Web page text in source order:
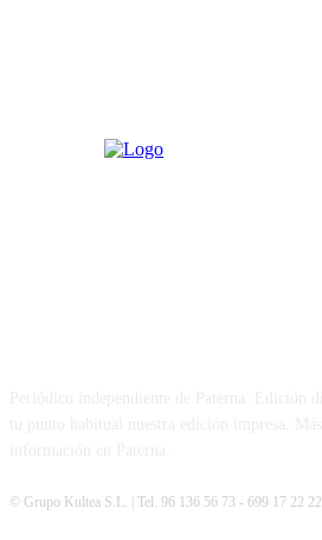
© Grupo Kultea S.L. | Tel. 96 136 56 73 - 699 17 22 22